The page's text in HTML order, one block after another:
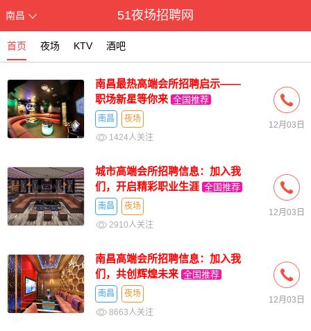
南昌 51夜场招聘网
首页 夜场 KTV 酒吧
南昌最热高端会所招聘启示——
职场新星等你来 全国推荐
南昌
夜场
1424人关注
12月03日
城市高端会所招聘信息：加入我
们，开启精彩职业生涯 全国推荐
南昌
夜场
2910人关注
12月03日
南昌高端会所招聘信息：加入我
们，共创辉煌未来 全国推荐
南昌
夜场
8663人关注
12月03日